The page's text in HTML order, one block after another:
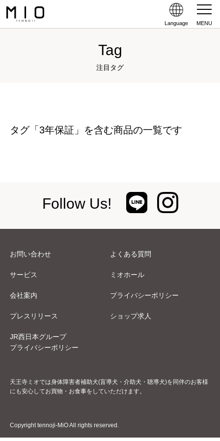
Language MENU
Tag
注目タグ
タグ「3年保証」を含む商品の一覧です
Follow Us!
お問い合わせ よくある質問
サービス ミオホール
会社案内 プライバシーポリシー
プレスリリース ショップ求人
JR西日本グループ
プライバシーポリシー
天王寺ミオでは身体障害者補助犬(盲導犬・介助犬・聴導犬)を同伴のお客様
にも安心してお買物・お食事をしていただけます。
Copyright tennoji-MiO All rights reserved.